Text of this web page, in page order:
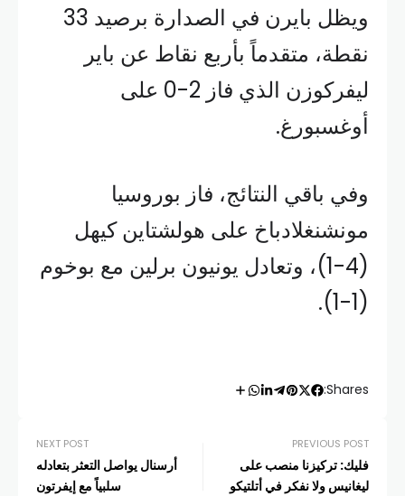
ويظل بايرن في الصدارة برصيد 33
نقطة، متقدماً بأربع نقاط عن باير
ليفركوزن الذي فاز 2-0 على
أوغسبورغ.
وفي باقي النتائج، فاز بوروسيا
مونشنغلادباخ على هولشتاين كيهل
(4-1)، وتعادل يونيون برلين مع بوخوم
(1-1).
Shares:
PREVIOUS POST
فليك: تركيزنا منصب على
ليغانيس ولا نفكر في أتلتيكو
NEXT POST
أرسنال يواصل التعثر بتعادله
سلبياً مع إيفرتون